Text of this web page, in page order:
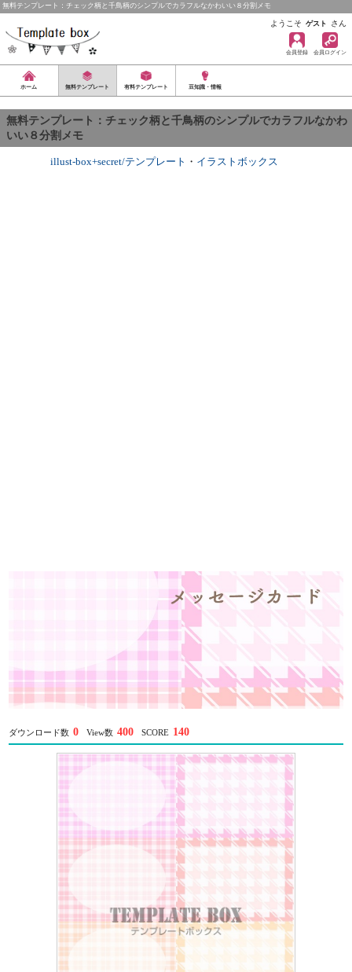
無料テンプレート：チェック柄と千鳥柄のシンプルでカラフルなかわいい８分割メモ
ようこそ ゲスト さん
会員登録 会員ログイン
ホーム 無料テンプレート 有料テンプレート 豆知識・情報
無料テンプレート：チェック柄と千鳥柄のシンプルでカラフルなかわ
いい８分割メモ
illust-box+secret/テンプレート ・ イラストボックス
ダウンロード数 0 View数 400 SCORE 140